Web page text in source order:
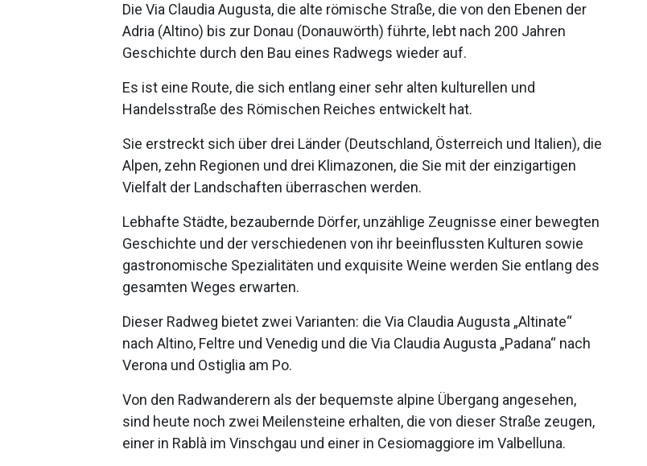
Die Via Claudia Augusta, die alte römische Straße, die von den Ebenen der
Adria (Altino) bis zur Donau (Donauwörth) führte, lebt nach 200 Jahren
Geschichte durch den Bau eines Radwegs wieder auf.
Es ist eine Route, die sich entlang einer sehr alten kulturellen und
Handelsstraße des Römischen Reiches entwickelt hat.
Sie erstreckt sich über drei Länder (Deutschland, Österreich und Italien), die
Alpen, zehn Regionen und drei Klimazonen, die Sie mit der einzigartigen
Vielfalt der Landschaften überraschen werden.
Lebhafte Städte, bezaubernde Dörfer, unzählige Zeugnisse einer bewegten
Geschichte und der verschiedenen von ihr beeinflussten Kulturen sowie
gastronomische Spezialitäten und exquisite Weine werden Sie entlang des
gesamten Weges erwarten.
Dieser Radweg bietet zwei Varianten: die Via Claudia Augusta „Altinate“
nach Altino, Feltre und Venedig und die Via Claudia Augusta „Padana“ nach
Verona und Ostiglia am Po.
Von den Radwanderern als der bequemste alpine Übergang angesehen,
sind heute noch zwei Meilensteine erhalten, die von dieser Straße zeugen,
einer in Rablà im Vinschgau und einer in Cesiomaggiore im Valbelluna.